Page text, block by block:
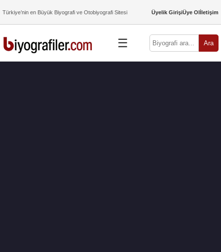
Türkiye’nin en Büyük Biyografi ve Otobiyografi Sitesi Üyelik GirişiÜye Olİletişim
☰ Ara